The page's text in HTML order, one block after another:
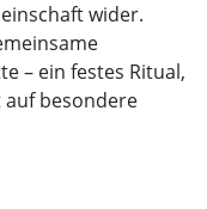
wider.
– ein festes Ritual,
auf besondere